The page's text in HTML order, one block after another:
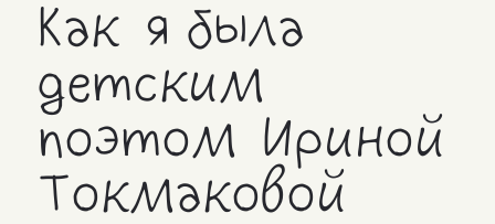
Как я была
детским
поэтом Ириной
Токмаковой